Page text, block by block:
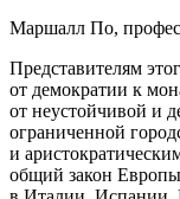
Маршалл По,
Представителям
от демократии к
от неустойчивой и
ограниченной
и
общий закон